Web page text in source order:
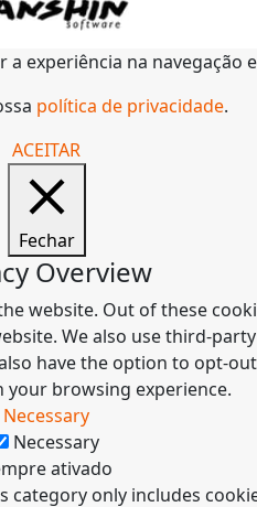
experiência na navegação
política de privacidade.
ACEITAR
Fechar
Overview
website. Out of these
We also use third-
have the option to opt-
your browsing experience.
Necessary
Necessary
ativado
only includes